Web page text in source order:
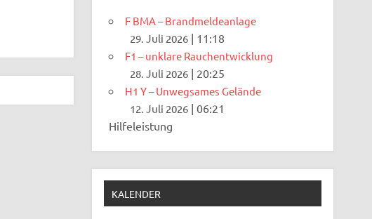
F BMA – Brandmeldeanlage
29. Juli 2026 | 11:18
F1 – unklare Rauchentwicklung
28. Juli 2026 | 20:25
H1 Y – Unwegsames Gelände
12. Juli 2026 |06:21
Hilfeleistung
KALENDER